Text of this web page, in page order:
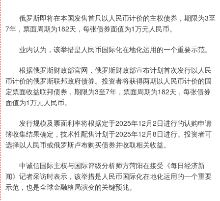
俄罗斯即将在本国发售首只以人民币计价的主权债券，期限为3至
7年，票面周期为182天，每张债券面值为1万元人民币。
业内认为，该举措是人民币国际化在地化运用的一个重要示范。
根据俄罗斯财政部官网，俄罗斯财政部宣布计划首次发行以人民
币计价的俄罗斯联邦政府债券。投资者将获得两期以人民币计价的固
定票面收益联邦债券，期限为3至7年，票面周期为182天，每张债券
面值为1万元人民币。
发行规模及票面利率将根据定于2025年12月2日进行的认购申请
簿收集结果确定，技术性配售计划于2025年12月8日进行。投资者可
选择以人民币或俄罗斯卢布购买债券并收取相关收益。
中诚信国际主权与国际评级分析师方菏阳在接受《每日经济新
闻》记者采访时表示，该举措是人民币国际化在地化运用的一个重要
示范，也是全球金融格局演变的关键预兆。